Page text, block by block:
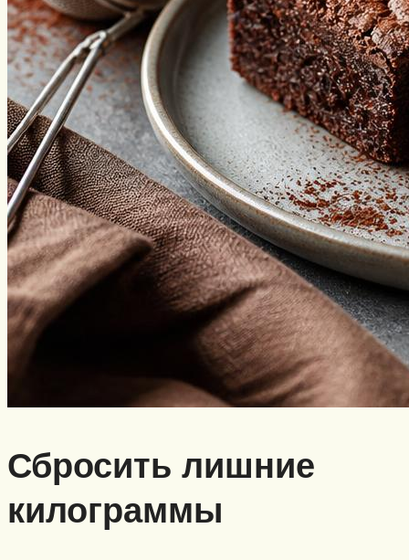
Сбросить лишние
килограммы